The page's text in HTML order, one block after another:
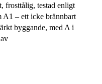
frosttålig, testad enligt
A1 – ett icke brännbart
byggande, med A i